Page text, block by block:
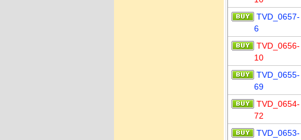
TVD_0657-
6
TVD_0656-
10
TVD_0655-
69
TVD_0654-
72
TVD_0653-